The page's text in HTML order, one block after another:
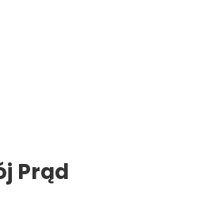
Prąd